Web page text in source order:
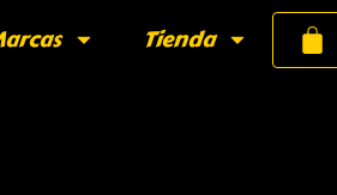
Tienda